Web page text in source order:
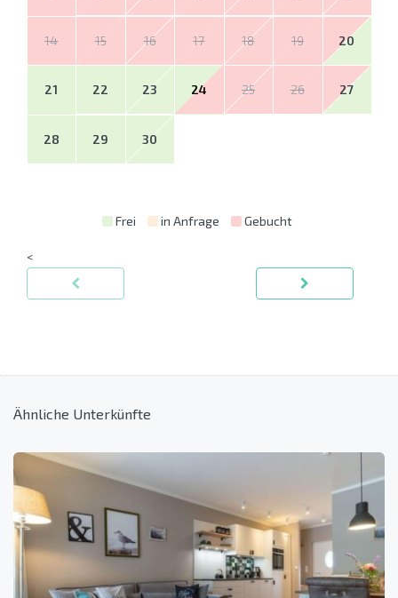
14 15 16 17 18 19 20
21 22 23 24 25 26 27
28 29 30
Frei in Anfrage Gebucht
<
Ähnliche Unterkünfte